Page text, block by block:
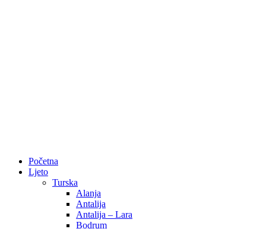
Početna
Ljeto
Turska
Alanja
Antalija
Antalija – Lara
Bodrum